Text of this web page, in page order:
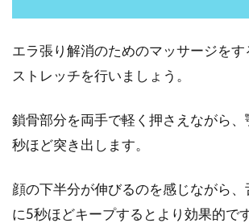
洗顔のし過ぎで乾
清潔の肌を保ちたいとい
はありません。しかし、
エラ張り解消のためのマッサージを
ストレッチを行いましょう。
鎖骨部分を両手で軽く押さえながら
秒ほど突き出します。
顔の下半分が伸びるのを感じながら
に5秒ほどキープするとより効果的です